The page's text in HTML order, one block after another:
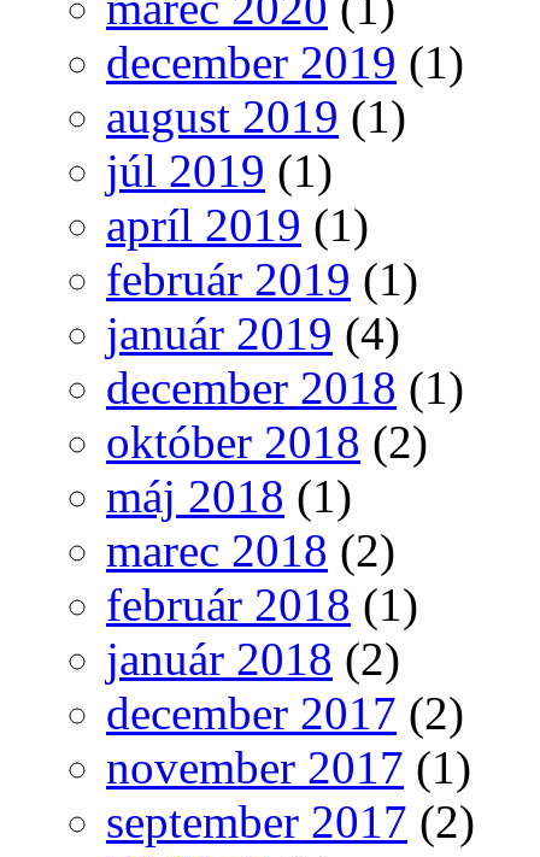
december 2019 (1)
august 2019 (1)
júl 2019 (1)
apríl 2019 (1)
február 2019 (1)
január 2019 (4)
december 2018 (1)
október 2018 (2)
máj 2018 (1)
marec 2018 (2)
február 2018 (1)
január 2018 (2)
december 2017 (2)
november 2017 (1)
september 2017 (2)